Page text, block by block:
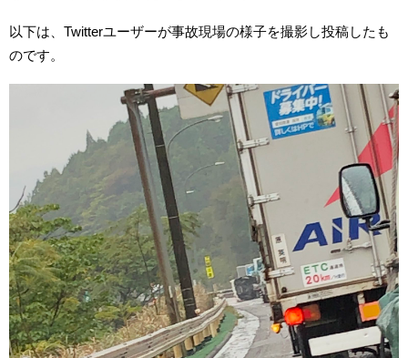
以下は、Twitterユーザーが事故現場の様子を撮影し投稿したも
のです。